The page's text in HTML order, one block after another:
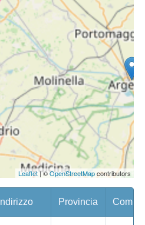
Leaflet| ©OpenStreetMapcontributors
Indirizzo Provincia